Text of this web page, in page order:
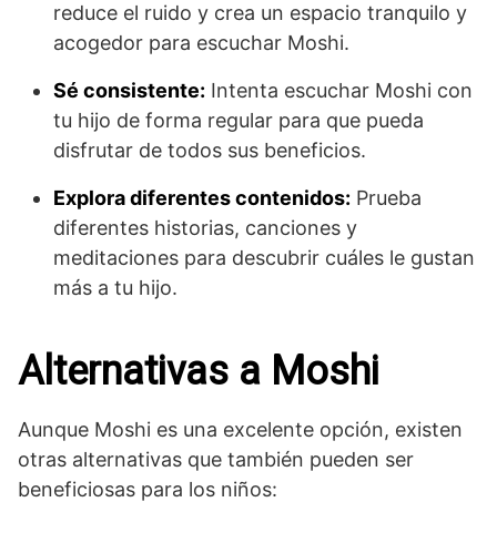
reduce el ruido y crea un espacio tranquilo y
acogedor para escuchar Moshi.
Sé consistente: Intenta escuchar Moshi con
tu hijo de forma regular para que pueda
disfrutar de todos sus beneficios.
Explora diferentes contenidos: Prueba
diferentes historias, canciones y
meditaciones para descubrir cuáles le gustan
más a tu hijo.
Alternativas a Moshi
Aunque Moshi es una excelente opción, existen
otras alternativas que también pueden ser
beneficiosas para los niños: